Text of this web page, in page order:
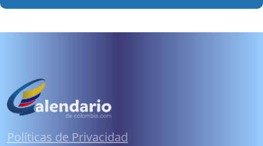
Políticas de Privacidad